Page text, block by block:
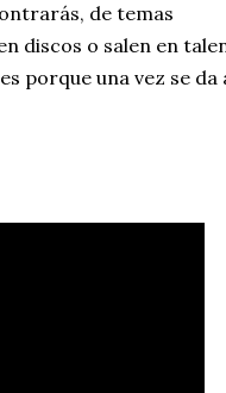
de temas
discos o salen en
porque una vez se da